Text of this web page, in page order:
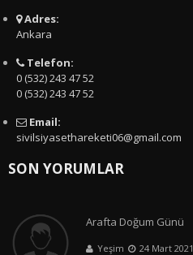
Adres:
Ankara
Telefon:
0 (532) 243 47 52
0 (532) 243 47 52
Email:
sivilsiyasethareketi06@gmail.com
SON YORUMLAR
Arafta Doğum Günü
Yeşim 24 Mart 2021